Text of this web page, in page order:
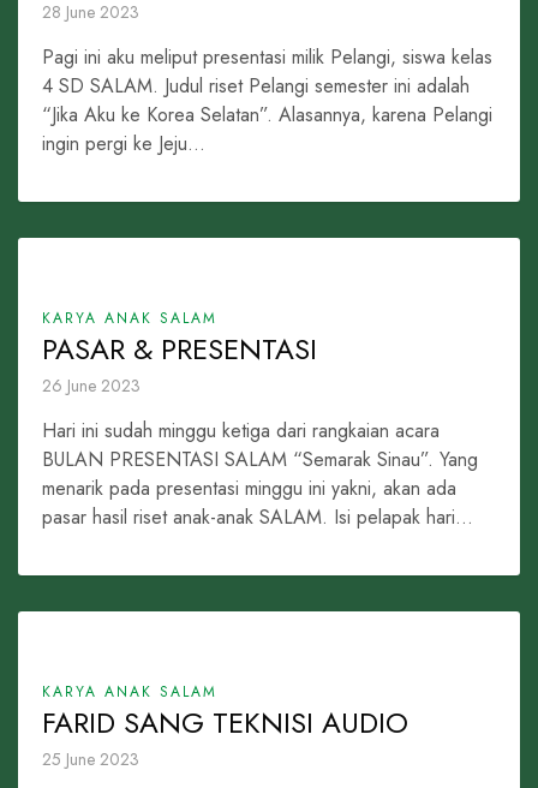
28 June 2023
Pagi ini aku meliput presentasi milik Pelangi, siswa kelas
4 SD SALAM. Judul riset Pelangi semester ini adalah
“Jika Aku ke Korea Selatan”. Alasannya, karena Pelangi
ingin pergi ke Jeju...
KARYA ANAK SALAM
PASAR & PRESENTASI
26 June 2023
Hari ini sudah minggu ketiga dari rangkaian acara
BULAN PRESENTASI SALAM “Semarak Sinau”. Yang
menarik pada presentasi minggu ini yakni, akan ada
pasar hasil riset anak-anak SALAM. Isi pelapak hari...
KARYA ANAK SALAM
FARID SANG TEKNISI AUDIO
25 June 2023